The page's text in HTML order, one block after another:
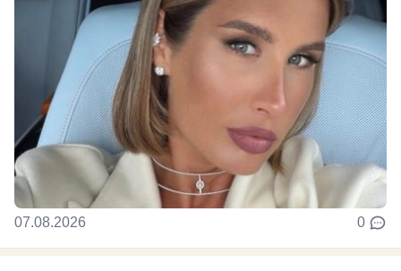
07.08.2026 0